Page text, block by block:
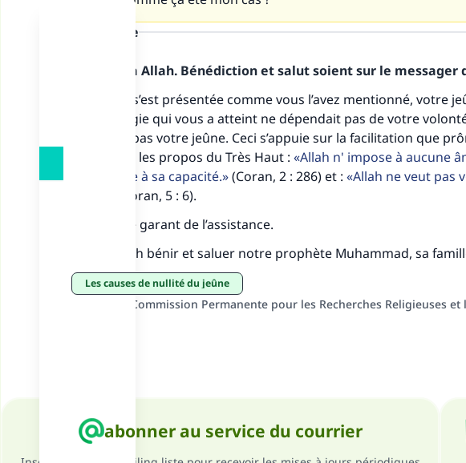
la réponse
Louange à Allah. Bénédiction et salut soient sur le messager
Si l’affaire s’est présentée comme vous l’avez mentionné, votre
l’hémorragie qui vous a atteint ne dépendait pas de votre
n’invalide pas votre jeûne. Ceci s’appuie sur la facilitation que
l’indiquent les propos du Très Haut : Allah n' impose à aucune
supérieure à sa capacité. (Coran, 2 : 286) et : Allah ne veut pas
(Coran, 5 : 6).
Allah est le garant de l’assistance.
Puisse Allah bénir et saluer notre prophète Muhammad, sa
Les causes de nullité du jeûne
La Commission Permanente pour les Recherches Religieuses
abonner au service du courrier
Faites une différence dans la vie de
personnes grâce à votre
Aidez nous à apporter des réponses.
(MOUSLIM 1893)
Soutenez IslamQA